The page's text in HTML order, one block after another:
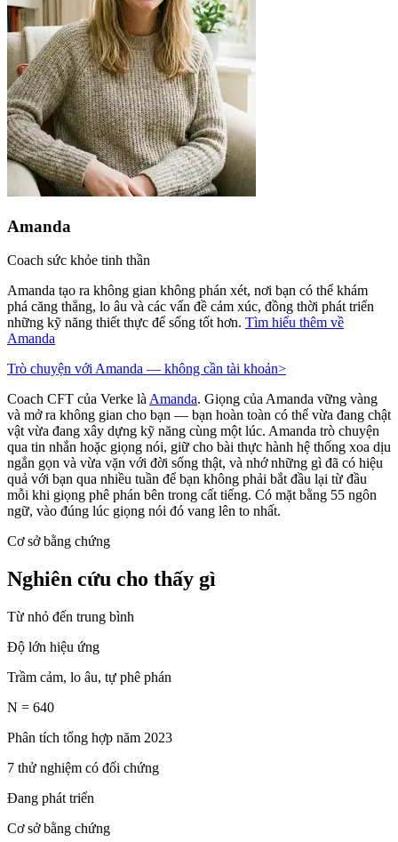
Amanda
Coach sức khỏe tinh thần
Amanda tạo ra không gian không phán xét, nơi bạn có thể khám
phá căng thẳng, lo âu và các vấn đề cảm xúc, đồng thời phát triển
những kỹ năng thiết thực để sống tốt hơn. Tìm hiểu thêm về
Amanda
Trò chuyện với Amanda — không cần tài khoản>
Coach CFT của Verke làAmanda. Giọng của Amanda vững vàng
và mở ra không gian cho bạn — bạn hoàn toàn có thể vừa đang chật
vật vừa đang xây dựng kỹ năng cùng một lúc. Amanda trò chuyện
qua tin nhắn hoặc giọng nói, giữ cho bài thực hành hệ thống xoa dịu
ngắn gọn và vừa vặn với đời sống thật, và nhớ những gì đã có hiệu
quả với bạn qua nhiều tuần để bạn không phải bắt đầu lại từ đầu
mỗi khi giọng phê phán bên trong cất tiếng. Có mặt bằng 55 ngôn
ngữ, vào đúng lúc giọng nói đó vang lên to nhất.
Cơ sở bằng chứng
Nghiên cứu cho thấy gì
Từ nhỏ đến trung bình
Độ lớn hiệu ứng
Trầm cảm, lo âu, tự phê phán
N = 640
Phân tích tổng hợp năm 2023
7 thử nghiệm có đối chứng
Đang phát triển
Cơ sở bằng chứng